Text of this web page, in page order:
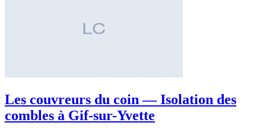
Les couvreurs du coin — Isolation des
combles à Gif-sur-Yvette